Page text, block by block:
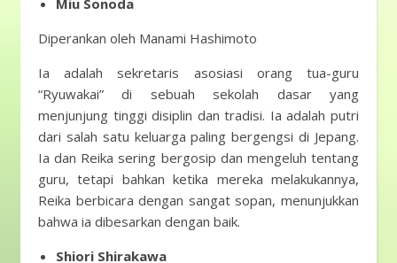
Diperankan oleh Manami Hashimoto
Ia adalah sekretaris asosiasi orang tua-guru
“Ryuwakai” di sebuah sekolah dasar yang
menjunjung tinggi disiplin dan tradisi. Ia adalah putri
dari salah satu keluarga paling bergengsi di Jepang.
Ia dan Reika sering bergosip dan mengeluh tentang
guru, tetapi bahkan ketika mereka melakukannya,
Reika berbicara dengan sangat sopan, menunjukkan
bahwa ia dibesarkan dengan baik.
Shiori Shirakawa